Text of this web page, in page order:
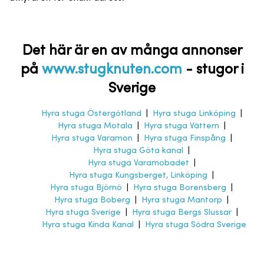
Det här är en av många annonser
på www.stugknuten.com - stugor i
Sverige
Hyra stuga Östergötland Hyra stuga Linköping
Hyra stuga Motala
Hyra stuga Vättern
Hyra stuga Varamon
Hyra stuga Finspång
Hyra stuga Göta kanal
Hyra stuga Varamobadet
Hyra stuga Kungsberget, Linköping
Hyra stuga Björnö
Hyra stuga Borensberg
Hyra stuga Boberg
Hyra stuga Mantorp
Hyra stuga Sverige
Hyra stuga Bergs Slussar|
Hyra stuga Kinda Kanal
Hyra stuga Södra Sverige